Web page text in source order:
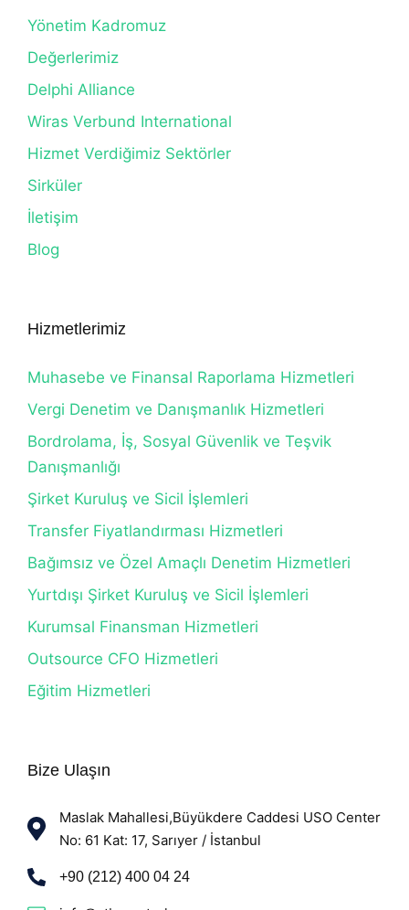
Yönetim Kadromuz
Değerlerimiz
Delphi Alliance
Wiras Verbund International
Hizmet Verdiğimiz Sektörler
Sirküler
İletişim
Blog
Hizmetlerimiz
Muhasebe ve Finansal Raporlama Hizmetleri
Vergi Denetim ve Danışmanlık Hizmetleri
Bordrolama, İş, Sosyal Güvenlik ve Teşvik
Danışmanlığı
Şirket Kuruluş ve Sicil İşlemleri
Transfer Fiyatlandırması Hizmetleri
Bağımsız ve Özel Amaçlı Denetim Hizmetleri
Yurtdışı Şirket Kuruluş ve Sicil İşlemleri
Kurumsal Finansman Hizmetleri
Outsource CFO Hizmetleri
Eğitim Hizmetleri
Bize Ulaşın
Maslak Mahallesi,Büyükdere Caddesi USO Center
No: 61 Kat: 17, Sarıyer / İstanbul
+90 (212) 400 04 24